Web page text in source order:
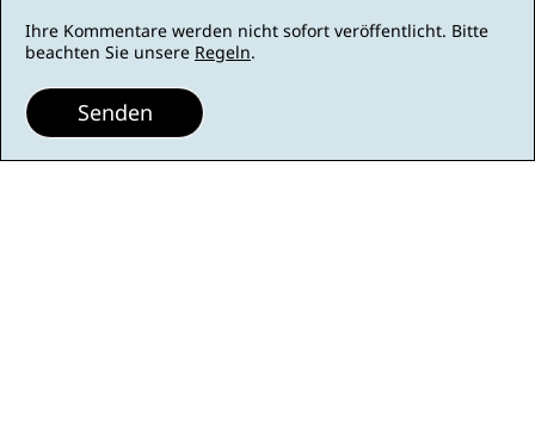
Ihre Kommentare werden nicht sofort veröffentlicht. Bitte
beachten Sie unsere Regeln.
Senden